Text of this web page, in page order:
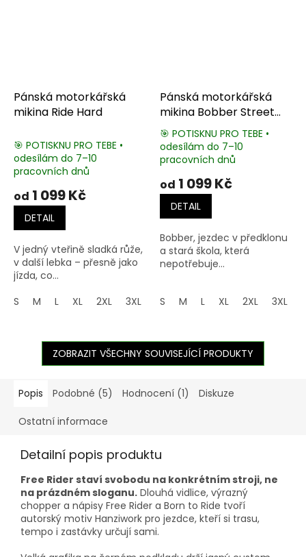
Pánská motorkářská
mikina Ride Hard
🎯 POTISKNU PRO TEBE •
odesílám do 7–10
pracovních dnů
od 1 099 Kč
DETAIL
V jedný vteřině sladká růže,
v další lebka – přesně jako
jízda, co...
S
M L XL 2XL 3XL 4XL 5XL
Pánská motorkářská
mikina Bobber Street
Racers
Průměrné
hodnocení
je
5,0
hvězdiček.
🎯 POTISKNU PRO TEBE •
odesílám do 7–10
pracovních dnů
od 1 099 Kč
DETAIL
Bobber, jezdec v předklonu
a stará škola, která
nepotřebuje...
S M L XL 2XL 3XL
ZOBRAZIT VŠECHNY SOUVISEJÍCÍ PRODUKTY
Popis Podobné (5) Hodnocení (1) Diskuze
Ostatní informace
Detailní popis produktu
Free Rider staví svobodu na konkrétním stroji, ne
na prázdném sloganu. Dlouhá vidlice, výrazný
chopper a nápisy Free Rider a Born to Ride tvoří
autorský motiv Hanziwork pro jezdce, kteří si trasu,
tempo i zastávky určují sami.